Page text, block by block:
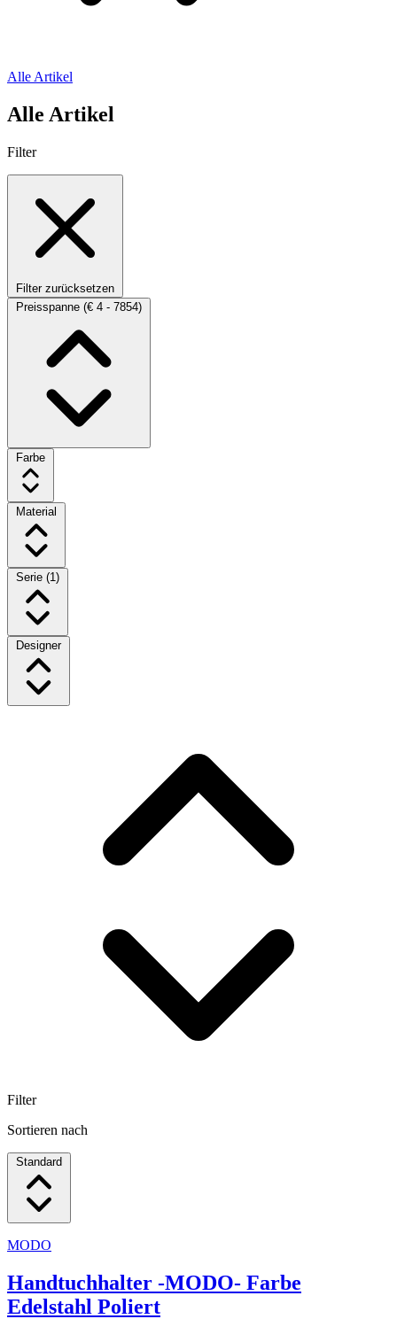
Alle Artikel
Alle Artikel
Filter
Filter zurücksetzen
Preisspanne (€ 4 - 7854)
Farbe
Material
Serie (1)
Designer
Filter
Sortieren nach
Standard
MODO
Handtuchhalter -MODO- Farbe
Edelstahl Poliert